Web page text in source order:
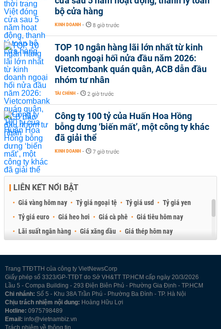
bộ cửa hàng
KINH DOANH - 8 giờ trước
TOP 10 ngân hàng lãi lớn nhất từ kinh
doanh ngoại hối nửa đầu năm 2026:
Vietcombank quán quân, ACB dẫn đầu
nhóm tư nhân
TÀI CHÍNH - 2 giờ trước
Công ty 100 tỷ của Huấn Hoa Hồng
bỗng dưng ‘biến mất’, một công ty khác
đã giải thể
KINH DOANH - 7 giờ trước
LIÊN KẾT NỔI BẬT
Giá vàng hôm nay Tỷ giá ngoại tệ Tỷ giá usd
Tỷ giá yen
Tỷ giá euro
Giá heo hơi Giá cà phê
Giá tiêu hôm nay
Lãi suất ngân hàng
Giá xăng dầu
Giá thép hôm nay
Trang TTĐTTH của công ty VietNewsCorp
Giấy phép số 3323/GP-TTĐT do Sở VH&TT TP.HCM cấp ngày 20/3/2026
Lầu 5 - Compa Building - 293 Điện Biên Phủ - Phường Gia Định - TP.HCM
Chi nhánh: Số 5 - Khu 38A Trần Phú - Phường Ba Đình - TP. Hà Nội
Chịu trách nhiệm nội dung: Hoàng Hữu Lợi
Hotline: 0975798489
Email: info@vietnambiz.vn
Trách nhiệm về thông tin